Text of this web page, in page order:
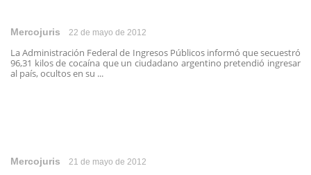
Mercojuris 22 de mayo de 2012
La Administración Federal de Ingresos Públicos informó que secuestró
96,31 kilos de cocaína que un ciudadano argentino pretendió ingresar
al país, ocultos en su ...
Mercojuris 21 de mayo de 2012